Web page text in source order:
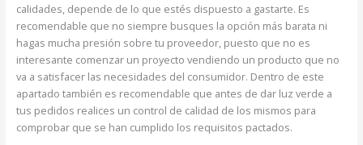
calidades, depende de lo que estés dispuesto a gastarte. Es
recomendable que no siempre busques la opción más barata ni
hagas mucha presión sobre tu proveedor, puesto que no es
interesante comenzar un proyecto vendiendo un producto que no
va a satisfacer las necesidades del consumidor. Dentro de este
apartado también es recomendable que antes de dar luz verde a
tus pedidos realices un control de calidad de los mismos para
comprobar que se han cumplido los requisitos pactados.